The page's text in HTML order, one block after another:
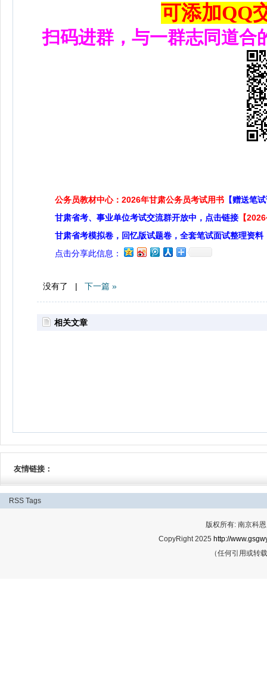
可添加QQ
扫码进群，与一群志同道合
公务员教材中心：2026年甘肃公务员考试用书 【赠送笔
甘肃省考、事业单位考试交流群开放中，点击链接 【
甘肃省考模拟卷，回忆版试题卷，全套笔试面试整理资料
点击分享此信息：
没有了 | 下一篇 »
相关文章
友情链接：
RSS Tags
版权所有: 南京科
CopyRight 2025 http://
（任何引用或转